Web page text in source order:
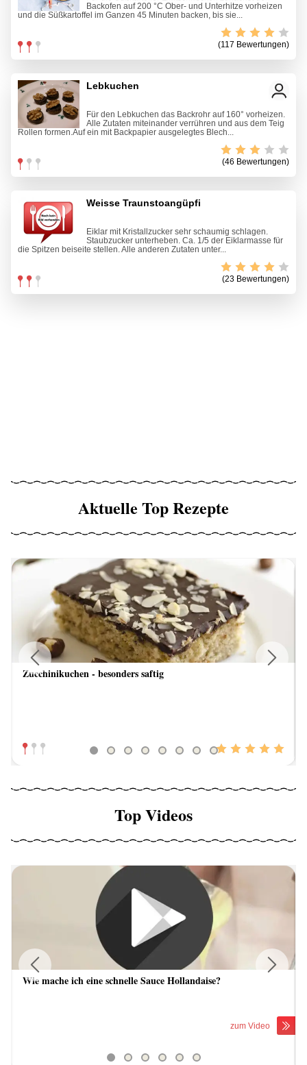
Backofen auf 200 °C Ober- und Unterhitze vorheizen
und die Süßkartoffel im Ganzen 45 Minuten backen, bis sie...
(117 Bewertungen)
Lebkuchen
Für den Lebkuchen das Backrohr auf 160° vorheizen.
Alle Zutaten miteinander verrühren und aus dem Teig
Rollen formen.Auf ein mit Backpapier ausgelegtes Blech...
(46 Bewertungen)
Weisse Traunstoangüpfi
Eiklar mit Kristallzucker sehr schaumig schlagen.
Staubzucker unterheben. Ca. 1/5 der Eiklarmasse für
die Spitzen beiseite stellen. Alle anderen Zutaten unter...
(23 Bewertungen)
Aktuelle Top Rezepte
Zucchinikuchen - besonders saftig
Previous
Top Videos
Wie mache ich eine schnelle Sauce Hollandaise?
zum Video
Previous